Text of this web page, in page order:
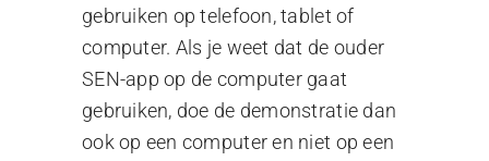
gebruiken op telefoon, tablet of
computer. Als je weet dat de ouder
SEN-app op de computer gaat
gebruiken, doe de demonstratie dan
ook op een computer en niet op een